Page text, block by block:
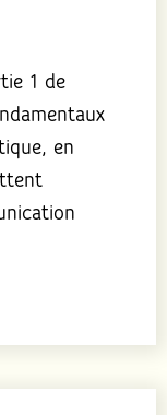
1 de
en